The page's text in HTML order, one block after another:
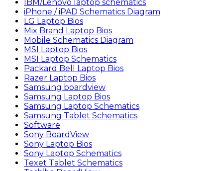
IBM/Lenovo laptop schematics
iPhone / iPAD Schematics Diagram
LG Laptop Bios
Mix Brand Laptop Bios
Mobile Schematics Diagram
MSI Laptop Bios
MSI Laptop Schematics
Packard Bell Laptop Bios
Razer Laptop Bios
Samsung boardview
Samsung Laptop Bios
Samsung Laptop Schematics
Samsung Tablet Schematics
Software
Sony BoardView
Sony Laptop Bios
Sony Laptop Schematics
Texet Tablet Schematics